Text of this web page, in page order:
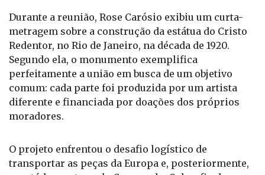
Durante a reunião, Rose Carósio exibiu um curta-
metragem sobre a construção da estátua do Cristo
Redentor, no Rio de Janeiro, na década de 1920.
Segundo ela, o monumento exemplifica
perfeitamente a união em busca de um objetivo
comum: cada parte foi produzida por um artista
diferente e financiada por doações dos próprios
moradores.
O projeto enfrentou o desafio logístico de
transportar as peças da Europa e, posteriormente,